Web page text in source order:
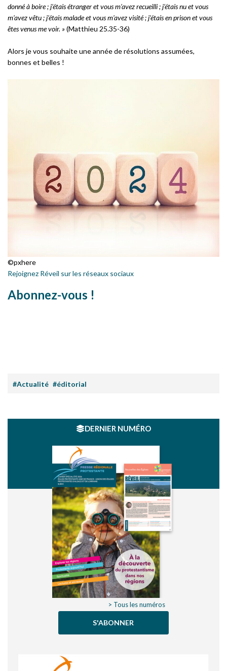
donné à boire ; j’étais étranger et vous m’avez recueilli ; j’étais nu et vous
m’avez vêtu ; j’étais malade et vous m’avez visité ; j’étais en prison et vous
êtes venus me voir. »(Matthieu 25.35-36)
Alors je vous souhaite une année de résolutions assumées,
bonnes et belles !
©pxhere
Rejoignez Réveil sur les réseaux sociaux
Abonnez-vous !
#Actualité #éditorial
DERNIER NUMÉRO
> Tous les numéros
S'ABONNER